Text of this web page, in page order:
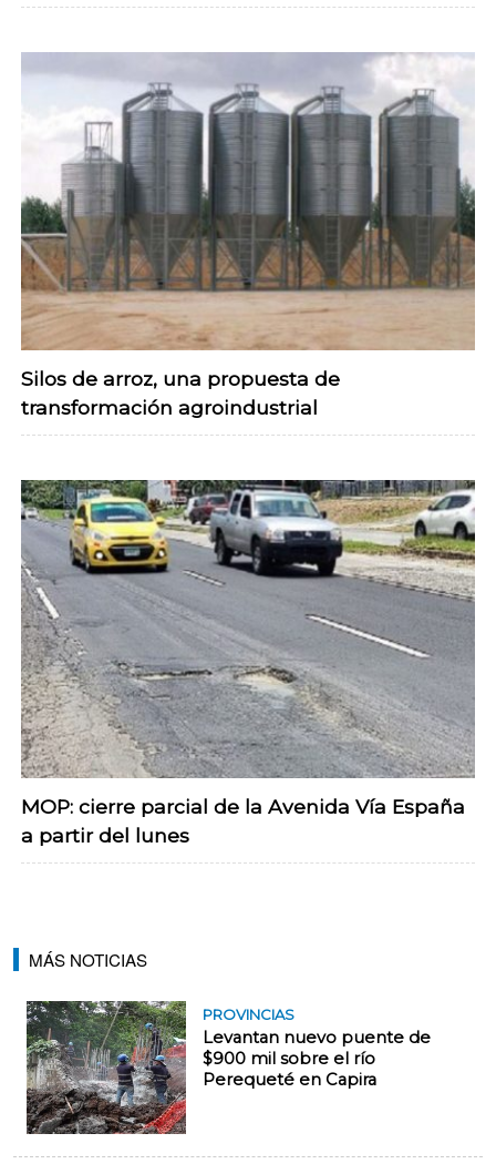
Silos de arroz, una propuesta de
transformación agroindustrial
MOP: cierre parcial de la Avenida Vía España
a partir del lunes
MÁS NOTICIAS
PROVINCIAS
Levantan nuevo puente de
$900 mil sobre el río
Perequeté en Capira